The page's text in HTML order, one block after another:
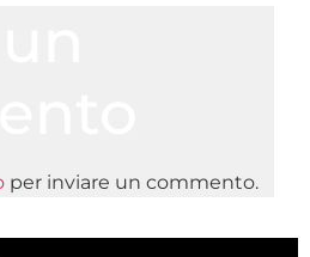
per inviare un commento.